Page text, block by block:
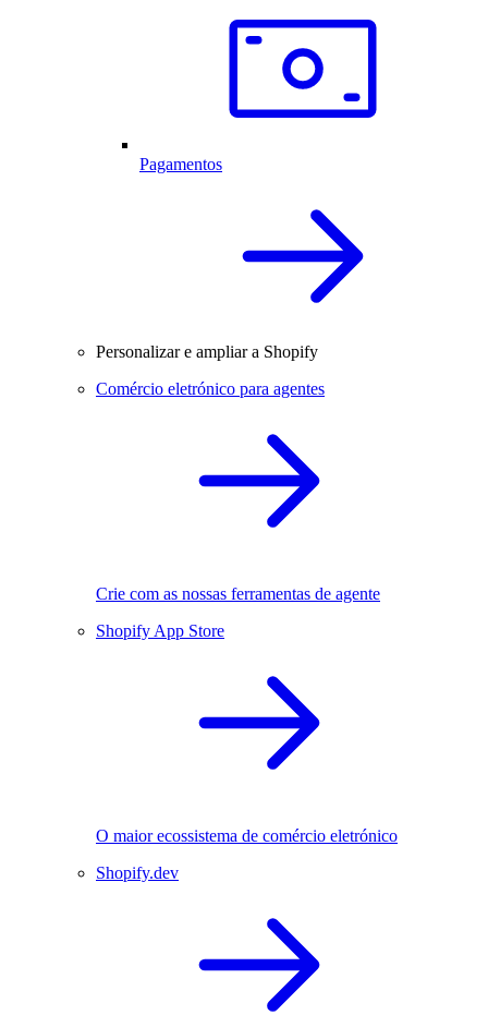
Pagamentos
Personalizar e ampliar a Shopify
Comércio eletrónico para agentes
Crie com as nossas ferramentas de agente
Shopify App Store
O maior ecossistema de comércio eletrónico
Shopify.dev